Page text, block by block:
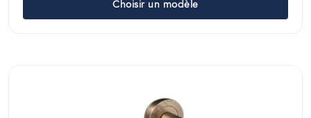
Choisir un modèle